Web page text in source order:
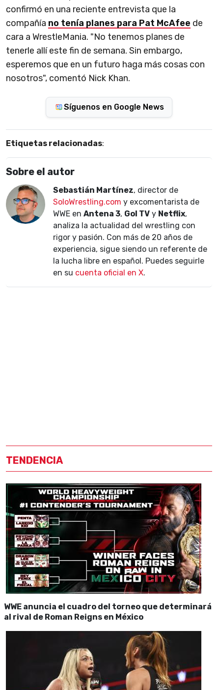
confirmó en una reciente entrevista que la
compañía no tenía planes para Pat McAfee de
cara a WrestleMania. "No tenemos planes de
tenerle allí este fin de semana. Sin embargo,
esperemos que en un futuro haga más cosas con
nosotros", comentó Nick Khan.
Síguenos en Google News
Etiquetas relacionadas:
Sobre el autor
Sebastián Martínez, director de
SoloWrestling.com y excomentarista de
WWE en Antena 3, Gol TV y Netflix,
analiza la actualidad del wrestling con
rigor y pasión. Con más de 20 años de
experiencia, sigue siendo un referente de
la lucha libre en español. Puedes seguirle
en su cuenta oficial en X.
TENDENCIA
WWE anuncia el cuadro del torneo que determinará
al rival de Roman Reigns en México